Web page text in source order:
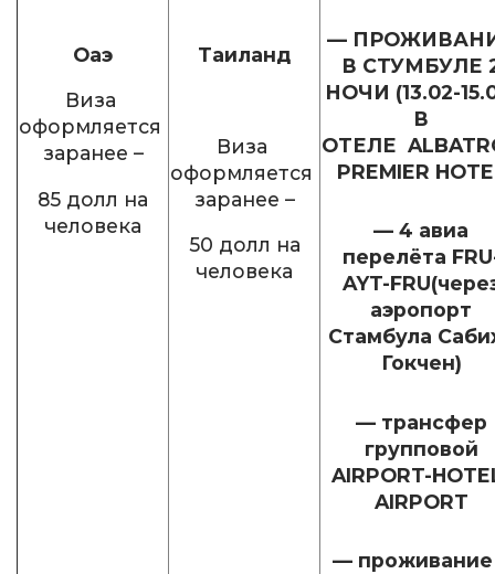
Оаэ
Виза
оформляется
заранее –
85 долл на
человека
Таиланд
Виза
оформляется
заранее –
50 долл на
человека
—
В СТУМБУЛЕ
НОЧИ (13.02-
В
ОТЕЛЕ
PREMIER
— 4 авиа
перелёта
AYT-
аэропорт
Стамбула
Гокчен)
— трансфер
групповой
AIRPORT-
AIRPORT
— проживание